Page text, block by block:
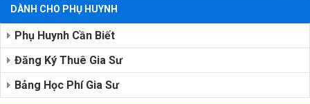
DÀNH CHO PHỤ HUYNH
Phụ Huynh Cần Biết
Đăng Ký Thuê Gia Sư
Bảng Học Phí Gia Sư